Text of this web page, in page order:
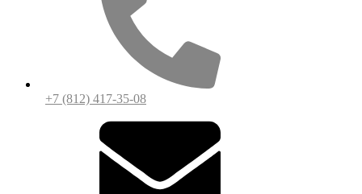
+7 (812) 417-35-08